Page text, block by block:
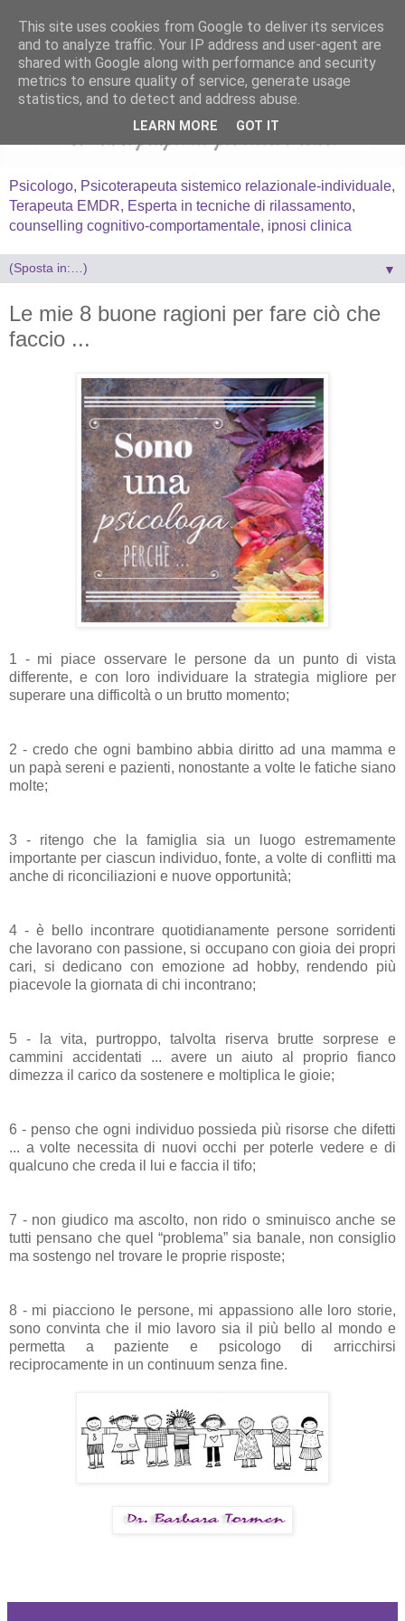
Psicologo, Psicoterapeuta sistemico relazionale-individuale,
Terapeuta EMDR, Esperta in tecniche di rilassamento,
counselling cognitivo-comportamentale, ipnosi clinica
▼
Le mie 8 buone ragioni per fare ciò che
faccio ...
1 - mi piace osservare le persone da un punto di vista
differente, e con loro individuare la strategia migliore per
superare una difficoltà o un brutto momento;
2 - credo che ogni bambino abbia diritto ad una mamma e
un papà sereni e pazienti, nonostante a volte le fatiche siano
molte;
3 - ritengo che la famiglia sia un luogo estremamente
importante per ciascun individuo, fonte, a volte di conflitti ma
anche di riconciliazioni e nuove opportunità;
4 - è bello incontrare quotidianamente persone sorridenti
che lavorano con passione, si occupano con gioia dei propri
cari, si dedicano con emozione ad hobby, rendendo più
piacevole la giornata di chi incontrano;
5 - la vita, purtroppo, talvolta riserva brutte sorprese e
cammini accidentati ... avere un aiuto al proprio fianco
dimezza il carico da sostenere e moltiplica le gioie;
6 - penso che ogni individuo possieda più risorse che difetti
... a volte necessita di nuovi occhi per poterle vedere e di
qualcuno che creda il lui e faccia il tifo;
7 - non giudico ma ascolto, non rido o sminuisco anche se
tutti pensano che quel “problema” sia banale, non consiglio
ma sostengo nel trovare le proprie risposte;
8 - mi piacciono le persone, mi appassiono alle loro storie,
sono convinta che il mio lavoro sia il più bello al mondo e
permetta a paziente e psicologo di arricchirsi
reciprocamente in un continuum senza fine.
This site uses cookies from Google to deliver its services
and to analyze traffic. Your IP address and user-agent are
shared with Google along with performance and security
metrics to ensure quality of service, generate usage
statistics, and to detect and address abuse.
LEARN MORE GOT IT